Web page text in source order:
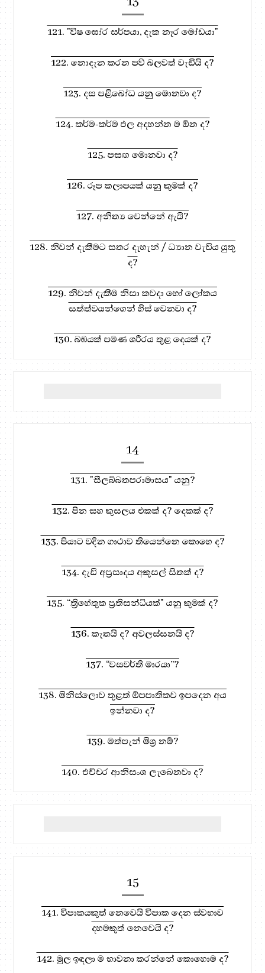
121. "විෂ ඝෝර සර්පයා, දැක නෑර මෝඩයා"
122. නොදැන කරන පව් බලවත් වැඩියි ද?
123. දස පළිබෝධ යනු මොනවා ද?
124. කර්ම-කර්ම ඵල අදහන්න ම ඕන ද?
125. පසඟ මොනවා ද?
126. රූප කලාපයක් යනු කුමක් ද?
127. අනිත්‍ය වෙන්නේ ඇයි?
128. නිවන් දැකීමට සතර දැහැන් / ධ්‍යාන වැඩිය යුතු
ද?
129. නිවන් දැකීම නිසා කවදා හෝ ලෝකය
සත්ත්වයන්ගෙන් හිස් වෙනවා ද?
130. බඹයක් පමණ ශරීරය තුළ දෙයක් ද?
14
131. "සීලබ්බතපරාමාසය" යනු?
132. පින සහ කුසලය එකක් ද? දෙකක් ද?
133. පියාට වදින ගාථාව තියෙන්නෙ කොහෙ ද?
134. දැඩි අප්‍රසාදය අකුසල් සිතක් ද?
135. “ත්‍රිහේතුක ප්‍රතිසන්ධියක්" යනු කුමක් ද?
136. කැතයි ද? අවලස්සනයි ද?
137. “වසවර්ති මාරයා”?
138. මිනිස්ලොව තුළත් ඕපපාතිකව ඉපදෙන අය
ඉන්නවා ද?
139. මත්පැන් මිශ්‍ර නම්?
140. එච්චර ආනිසංශ ලැබෙනවා ද?
15
141. විපාකයකුත් නෙවෙයි විපාක දෙන ස්වභාව
දහමකුත් නෙවෙයි ද?
142. මුල ඉඳලා ම භාවනා කරන්නේ කොහොම ද?